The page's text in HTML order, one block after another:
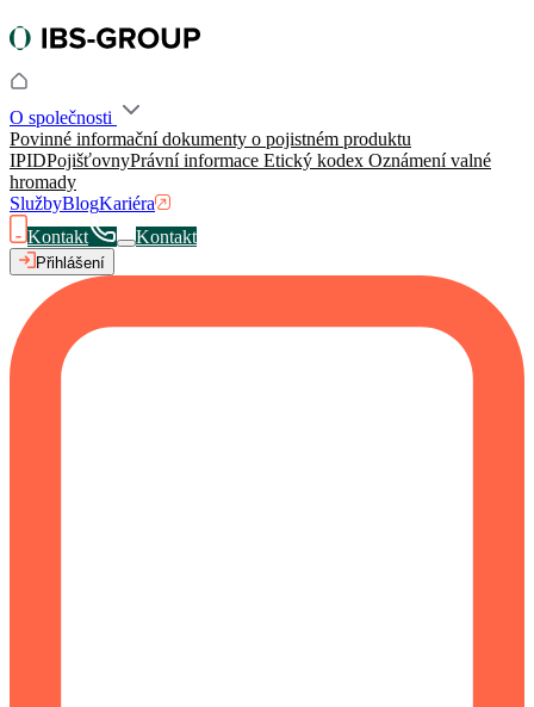
O společnosti
Povinné informační dokumenty o pojistném produktu
IPIDPojišťovnyPrávní informace Etický kodex Oznámení valné
hromady
SlužbyBlogKariéra
Kontakt
Kontakt
Přihlášení